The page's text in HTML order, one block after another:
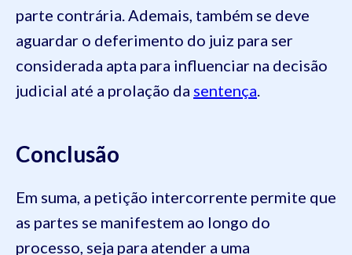
parte contrária. Ademais, também se deve
aguardar o deferimento do juiz para ser
considerada apta para influenciar na decisão
judicial até a prolação da sentença
Conclusão
Em suma, a petição intercorrente permite que
as partes se manifestem ao longo do
processo, seja para atender a uma